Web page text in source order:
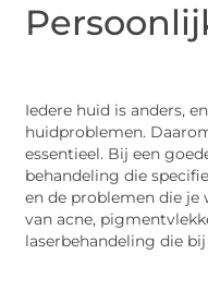
Iedere huid is anders,
huidproblemen.
essentieel. Bij een
behandeling die
en de problemen die je
van acne,
laserbehandeling die bij